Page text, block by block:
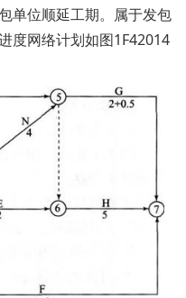
单位顺延工期。属于发包
度网络计划如图1F42014